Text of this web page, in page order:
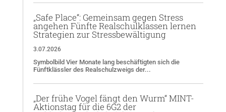
„Safe Place“: Gemeinsam gegen Stress
angehen Fünfte Realschulklassen lernen
Strategien zur Stressbewältigung
3.07.2026
Symbolbild Vier Monate lang beschäftigten sich die
Fünftklässler des Realschulzweigs der...
„Der frühe Vogel fängt den Wurm“ MINT-
Aktionstag für die 6G2 der